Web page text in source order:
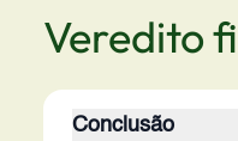
Veredito
Conclusão